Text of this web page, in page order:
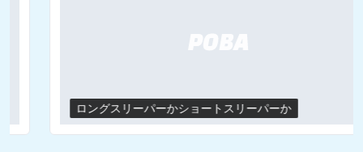
あなたをバイクの種類で例えると診断